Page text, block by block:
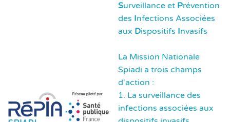
Surveillance et Prévention
des Infections Associées
aux Dispositifs Invasifs
La Mission Nationale
Spiadi a trois champs
d'action :
1. La surveillance des
infections associées aux